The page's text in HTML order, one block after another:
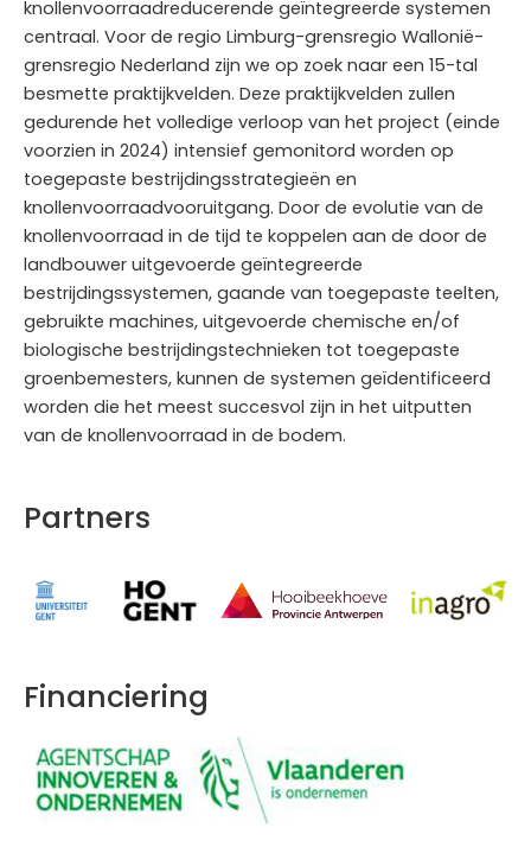
knollenvoorraadreducerende geïntegreerde systemen
centraal. Voor de regio Limburg-grensregio Wallonië-
grensregio Nederland zijn we op zoek naar een 15-tal
besmette praktijkvelden. Deze praktijkvelden zullen
gedurende het volledige verloop van het project (einde
voorzien in 2024) intensief gemonitord worden op
toegepaste bestrijdingsstrategieën en
knollenvoorraadvooruitgang. Door de evolutie van de
knollenvoorraad in de tijd te koppelen aan de door de
landbouwer uitgevoerde geïntegreerde
bestrijdingssystemen, gaande van toegepaste teelten,
gebruikte machines, uitgevoerde chemische en/of
biologische bestrijdingstechnieken tot toegepaste
groenbemesters, kunnen de systemen geïdentificeerd
worden die het meest succesvol zijn in het uitputten
van de knollenvoorraad in de bodem.
Partners
Financiering